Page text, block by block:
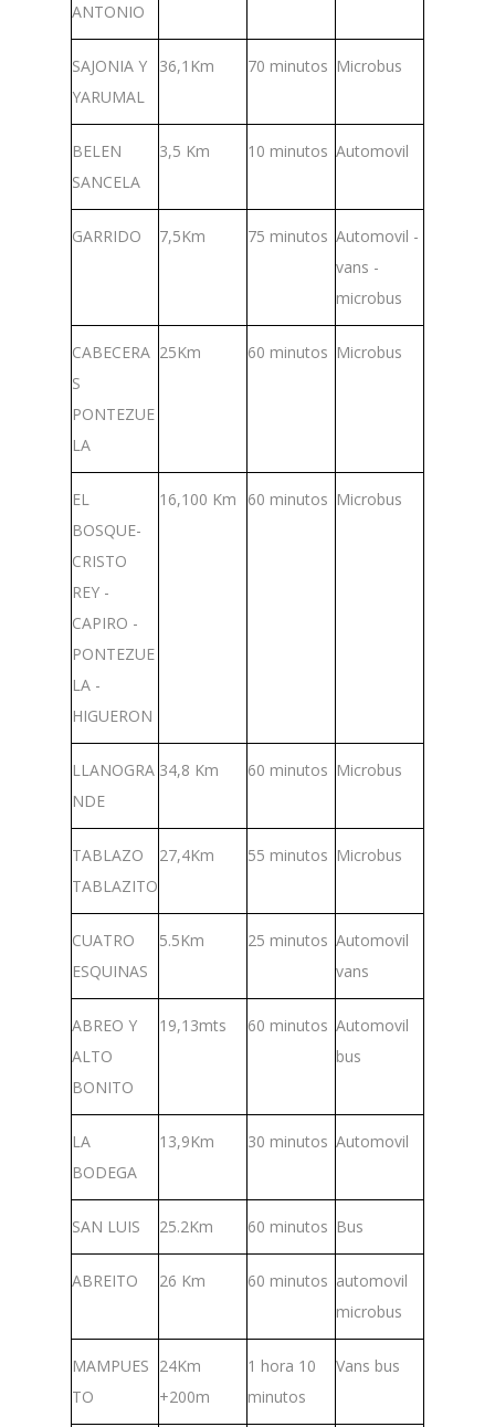
ANTONIO
SAJONIA Y
YARUMAL
36,1Km 70 minutos Microbus
BELEN
SANCELA
3,5 Km 10 minutos Automovil
GARRIDO 7,5Km 75 minutos Automovil -
vans -
microbus
CABECERA
S
PONTEZUE
LA
25Km 60 minutos Microbus
EL
BOSQUE-
CRISTO
REY -
CAPIRO -
PONTEZUE
LA -
HIGUERON
16,100 Km 60 minutos Microbus
LLANOGRA
NDE
34,8 Km 60 minutos Microbus
TABLAZO
TABLAZITO
27,4Km 55 minutos Microbus
CUATRO
ESQUINAS
5.5Km 25 minutos Automovil
vans
ABREO Y
ALTO
BONITO
19,13mts 60 minutos Automovil
bus
LA
BODEGA
13,9Km 30 minutos Automovil
SAN LUIS 25.2Km 60 minutos Bus
ABREITO 26 Km 60 minutos automovil
microbus
MAMPUES
TO
24Km
+200m
1 hora 10
minutos
Vans bus